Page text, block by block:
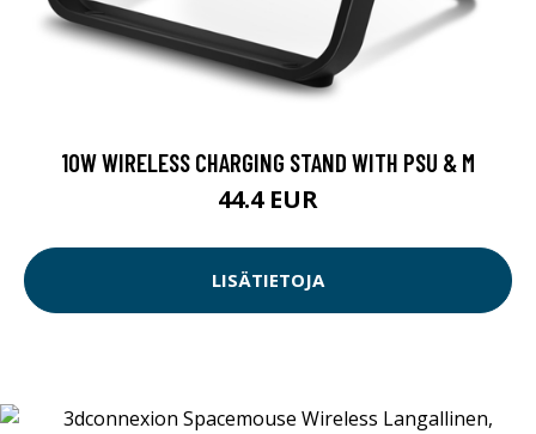
10W WIRELESS CHARGING STAND WITH PSU & M
44.4 EUR
LISÄTIETOJA